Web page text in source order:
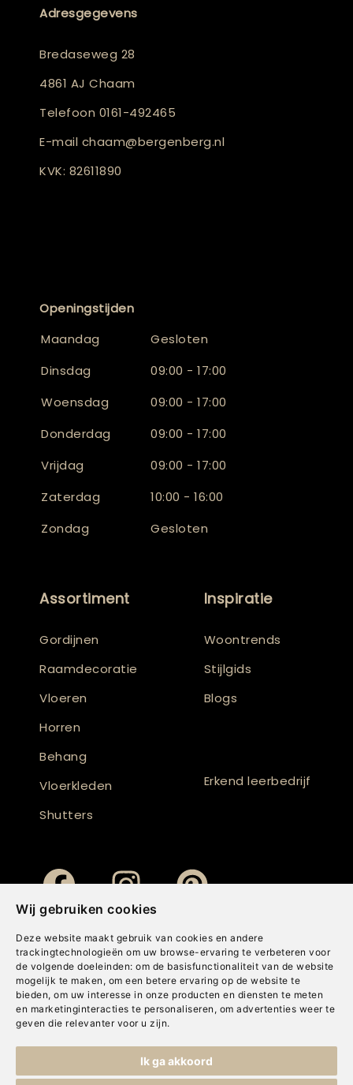
Wij gebruiken cookies
Deze website maakt gebruik van cookies en andere
trackingtechnologieën om uw browse-ervaring te verbeteren voor
de volgende doeleinden: om de basisfunctionaliteit van de website
mogelijk te maken , om een betere ervaring op de website te
bieden, om uw interesse in onze producten en diensten te meten
en marketinginteracties te personaliseren , om advertenties weer te
geven die relevanter voor u zijn.
Ik ga akkoord
Adresgegevens
Bredaseweg 28
4861 AJ Chaam
Telefoon 0161-492465
E-mail chaam@bergenberg.nl
KVK: 82611890
Openingstijden
Maandag
Gesloten
Dinsdag
09:00 - 17:00
Woensdag
09:00 - 17:00
Donderdag
09:00 - 17:00
Vrijdag
09:00 - 17:00
Zaterdag
10:00 - 16:00
Zondag
Gesloten
Assortiment
Gordijnen
Raamdecoratie
Vloeren
Horren
Behang
Vloerkleden
Shutters
Inspiratie
Woontrends
Stijlgids
Blogs
Erkend leerbedrijf
Cookies